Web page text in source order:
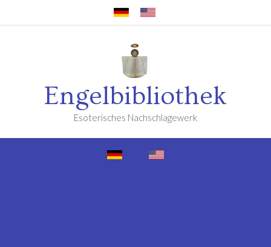
Engelbibliothek
Esoterisches Nachschlagewerk